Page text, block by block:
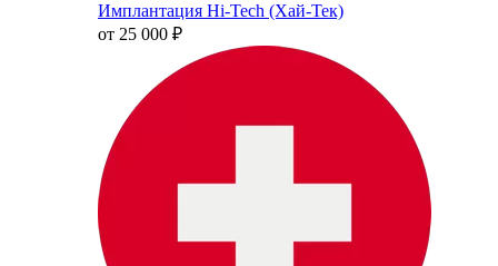
Имплантация Hi-Tech (Хай-Тек)
от 25 000 ₽